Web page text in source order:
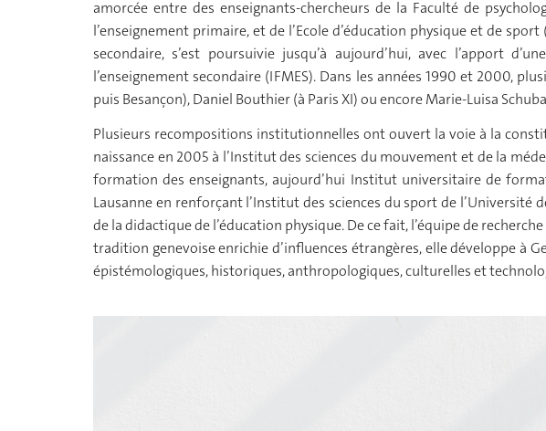
amorcée entre des enseignants-chercheurs de la Faculté de
l’enseignement primaire, et de l’Ecole d’éducation physique et de
secondaire, s’est poursuivie jusqu’à aujourd’hui, avec l’apport
l’enseignement secondaire (IFMES). Dans les années 1990 et 2000,
puis Besançon), Daniel Bouthier (à Paris XI) ou encore Marie-Luisa
Plusieurs recompositions institutionnelles ont ouvert la voie à la
naissance en 2005 à l’Institut des sciences du mouvement et de la
formation des enseignants, aujourd’hui Institut universitaire de
Lausanne en renforçant l’Institut des sciences du sport de l’Université
de la didactique de l’éducation physique. De ce fait, l’équipe de
tradition genevoise enrichie d’influences étrangères, elle développe à
épistémologiques, historiques, anthropologiques, culturelles et